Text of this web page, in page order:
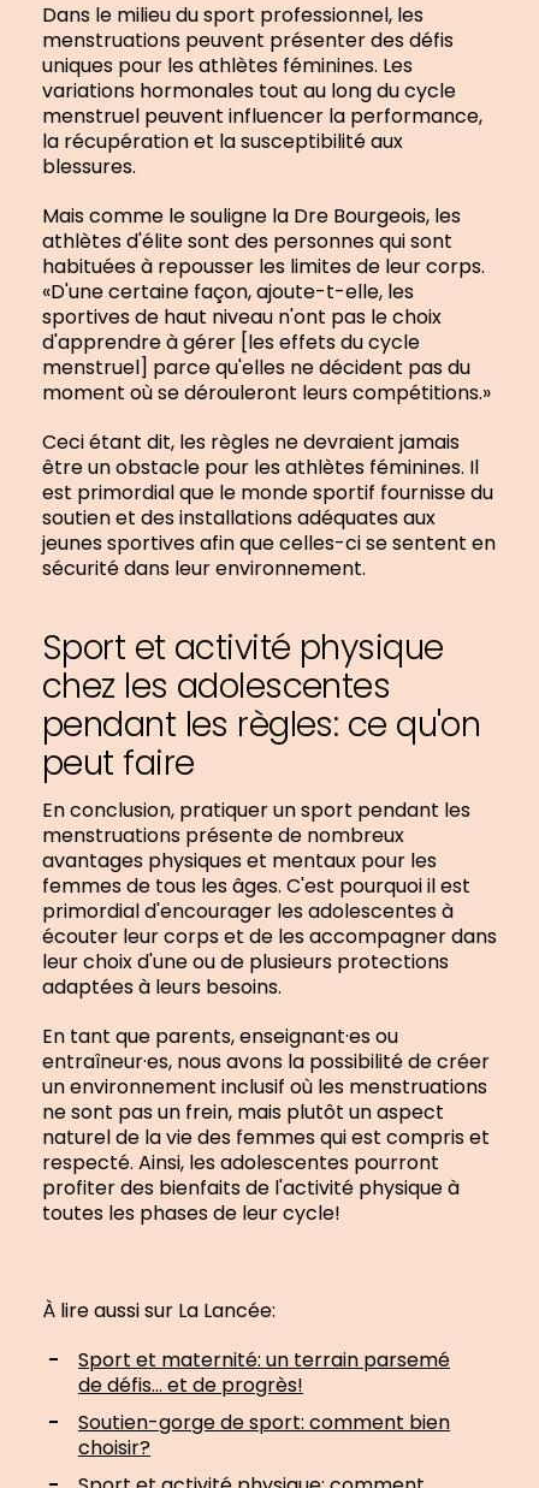
Dans le milieu du sport professionnel, les
menstruations peuvent présenter des défis
uniques pour les athlètes féminines. Les
variations hormonales tout au long du cycle
menstruel peuvent influencer la performance,
la récupération et la susceptibilité aux
blessures.
Mais comme le souligne la Dre Bourgeois, les
athlètes d'élite sont des personnes qui sont
habituées à repousser les limites de leur corps.
«D'une certaine façon, ajoute-t-elle, les
sportives de haut niveau n'ont pas le choix
d'apprendre à gérer [les effets du cycle
menstruel] parce qu'elles ne décident pas du
moment où se dérouleront leurs compétitions.»
Ceci étant dit, les règles ne devraient jamais
être un obstacle pour les athlètes féminines. Il
est primordial que le monde sportif fournisse du
soutien et des installations adéquates aux
jeunes sportives afin que celles-ci se sentent en
sécurité dans leur environnement.
Sport et activité physique
chez les adolescentes
pendant les règles: ce qu'on
peut faire
En conclusion, pratiquer un sport pendant les
menstruations présente de nombreux
avantages physiques et mentaux pour les
femmes de tous les âges. C'est pourquoi il est
primordial d'encourager les adolescentes à
écouter leur corps et de les accompagner dans
leur choix d'une ou de plusieurs protections
adaptées à leurs besoins.
En tant que parents, enseignant·es ou
entraîneur·es, nous avons la possibilité de créer
un environnement inclusif où les menstruations
ne sont pas un frein, mais plutôt un aspect
naturel de la vie des femmes qui est compris et
respecté. Ainsi, les adolescentes pourront
profiter des bienfaits de l'activité physique à
toutes les phases de leur cycle!
À lire aussi sur La Lancée:
Sport et maternité: un terrain parsemé
de défis… et de progrès!
Soutien-gorge de sport: comment bien
choisir?